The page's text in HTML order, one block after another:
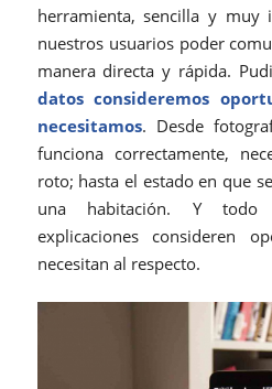
herramienta, sencilla y
nuestros usuarios poder
manera directa y rápida.
datos consideremos
necesitamos. Desde
funciona correctamente,
roto; hasta el estado en que
una habitación. Y todo
explicaciones consideren
necesitan al respecto.